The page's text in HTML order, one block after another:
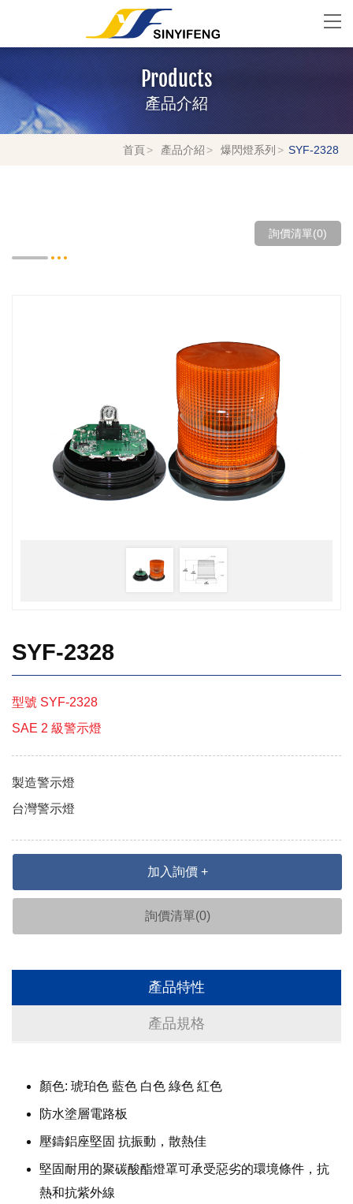
Products
產品介紹
首頁 產品介紹 爆閃燈系列 SYF-2328
詢價清單(0)
SYF-2328
型號 SYF-2328
SAE 2 級警示燈
製造警示燈
台灣警示燈
加入詢價 +
詢價清單(0)
產品特性
產品規格
顏色: 琥珀色 藍色 白色 綠色 紅色
防水塗層電路板
壓鑄鋁座堅固 抗振動，散熱佳
堅固耐用的聚碳酸酯燈罩可承受惡劣的環境條件，抗
熱和抗紫外線